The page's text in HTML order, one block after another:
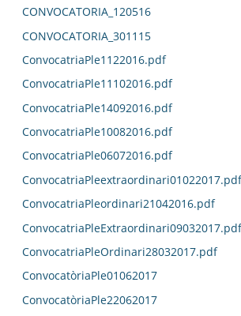
CONVOCATORIA_120516
CONVOCATORIA_301115
ConvocatriaPle1122016.pdf
ConvocatriaPle11102016.pdf
ConvocatriaPle14092016.pdf
ConvocatriaPle10082016.pdf
ConvocatriaPle06072016.pdf
ConvocatriaPleextraordinari01022017.pdf
ConvocatriaPleordinari21042016.pdf
ConvocatriaPleExtraordinari09032017.pdf
ConvocatriaPleOrdinari28032017.pdf
ConvocatòriaPle01062017
ConvocatòriaPle22062017